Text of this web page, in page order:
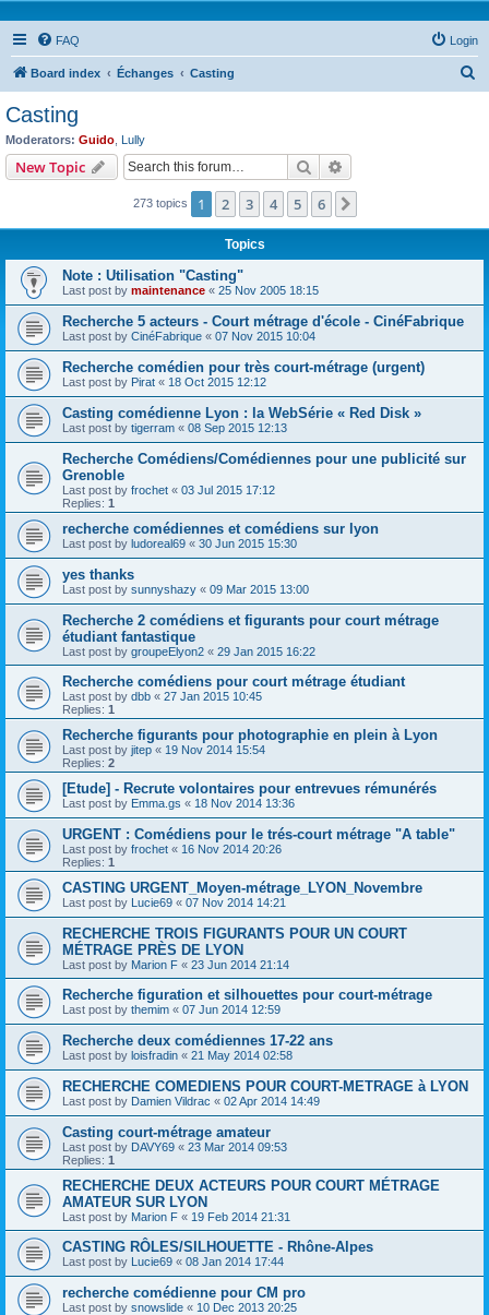
FAQ Login
Board index Échanges Casting
Casting
Moderators: Guido Lully
New Topic Search
273 topics 1 2 3 4 5 6
Topics
Note : Utilisation "Casting"
Last post by maintenance « 25 Nov 2005 18:15
Recherche 5 acteurs - Court métrage d'école - CinéFabrique
Last post by CinéFabrique « 07 Nov 2015 10:04
Recherche comédien pour très court-métrage (urgent)
Last post by Pirat « 18 Oct 2015 12:12
Casting comédienne Lyon : la WebSérie « Red Disk »
Last post by tigerram « 08 Sep 2015 12:13
Recherche Comédiens/Comédiennes pour une publicité sur
Grenoble
Last post by frochet « 03 Jul 2015 17:12
Replies: 1
recherche comédiennes et comédiens sur lyon
Last post by ludoreal69 « 30 Jun 2015 15:30
yes thanks
Last post by sunnyshazy « 09 Mar 2015 13:00
Recherche 2 comédiens et figurants pour court métrage
étudiant fantastique
Last post by groupeElyon2 « 29 Jan 2015 16:22
Recherche comédiens pour court métrage étudiant
Last post by dbb « 27 Jan 2015 10:45
Replies: 1
Recherche figurants pour photographie en plein à Lyon
Last post by jitep « 19 Nov 2014 15:54
Replies: 2
[Etude] - Recrute volontaires pour entrevues rémunérés
Last post by Emma.gs « 18 Nov 2014 13:36
URGENT : Comédiens pour le trés-court métrage "A table"
Last post by frochet « 16 Nov 2014 20:26
Replies: 1
CASTING URGENT_Moyen-métrage_LYON_Novembre
Last post by Lucie69 « 07 Nov 2014 14:21
RECHERCHE TROIS FIGURANTS POUR UN COURT
MÉTRAGE PRÈS DE LYON
Last post by Marion F « 23 Jun 2014 21:14
Recherche figuration et silhouettes pour court-métrage
Last post by themim « 07 Jun 2014 12:59
Recherche deux comédiennes 17-22 ans
Last post by loisfradin « 21 May 2014 02:58
RECHERCHE COMEDIENS POUR COURT-METRAGE à LYON
Last post by Damien Vildrac « 02 Apr 2014 14:49
Casting court-métrage amateur
Last post by DAVY69 « 23 Mar 2014 09:53
Replies: 1
RECHERCHE DEUX ACTEURS POUR COURT MÉTRAGE
AMATEUR SUR LYON
Last post by Marion F « 19 Feb 2014 21:31
CASTING RÔLES/SILHOUETTE - Rhône-Alpes
Last post by Lucie69 « 08 Jan 2014 17:44
recherche comédienne pour CM pro
Last post by snowslide « 10 Dec 2013 20:25